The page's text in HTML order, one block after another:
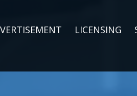
LICENSING